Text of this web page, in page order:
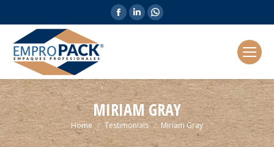
Facebook
page
window
Linkedin
page
window
Whatsapp
page
window
MIRIAM GRAY
You are here:
Home Testimonials Miriam Gray